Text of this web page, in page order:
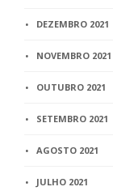
DEZEMBRO 2021
NOVEMBRO 2021
OUTUBRO 2021
SETEMBRO 2021
AGOSTO 2021
JULHO 2021